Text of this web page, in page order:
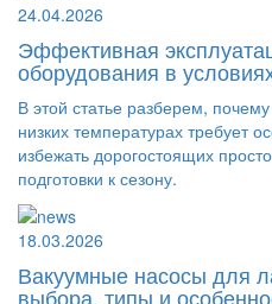
24.04.2026
Эффективная
оборудования в
В этой статье разберем,
низких температурах требует
избежать дорогостоящих
подготовки к сезону.
18.03.2026
Вакуумные насосы для
выбора, типы и